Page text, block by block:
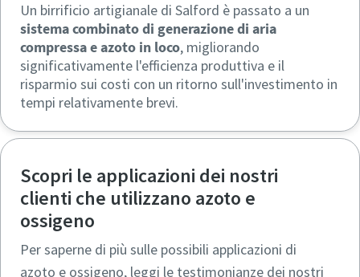
Tutto ciò che devi sapere sul tuo processo di
trasporto pneumatico
Scopri come creare un processo di trasporto pneumatico
Un birrificio artigianale di Salford è passato a un
sistema combinato di generazione di aria
compressa e azoto in loco, migliorando
significativamente l'efficienza produttiva e il
risparmio sui costi con un ritorno sull'investimento in
tempi relativamente brevi.
Scopri le applicazioni dei nostri
clienti che utilizzano azoto e
ossigeno
Per saperne di più sulle possibili applicazioni di
azoto e ossigeno, leggi le testimonianze dei nostri